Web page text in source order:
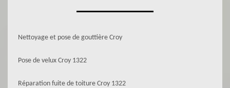
Nettoyage et pose de gouttière Croy
Pose de velux Croy 1322
Réparation fuite de toiture Croy 1322